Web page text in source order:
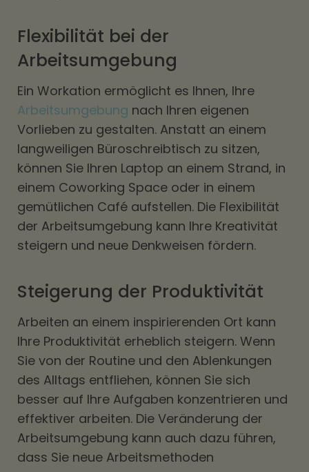
Flexibilität bei der
Arbeitsumgebung
Ein Workation ermöglicht es Ihnen, Ihre
Arbeitsumgebung nach Ihren eigenen
Vorlieben zu gestalten. Anstatt an einem
langweiligen Büroschreibtisch zu sitzen,
können Sie Ihren Laptop an einem Strand, in
einem Coworking Space oder in einem
gemütlichen Café aufstellen. Die Flexibilität
der Arbeitsumgebung kann Ihre Kreativität
steigern und neue Denkweisen fördern.
Steigerung der Produktivität
Arbeiten an einem inspirierenden Ort kann
Ihre Produktivität erheblich steigern. Wenn
Sie von der Routine und den Ablenkungen
des Alltags entfliehen, können Sie sich
besser auf Ihre Aufgaben konzentrieren und
effektiver arbeiten. Die Veränderung der
Arbeitsumgebung kann auch dazu führen,
dass Sie neue Arbeitsmethoden